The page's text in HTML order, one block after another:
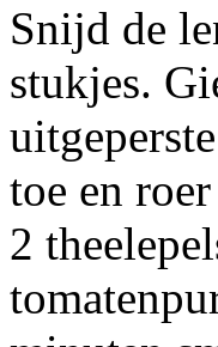
Snijd de
stukjes.
toe en
2